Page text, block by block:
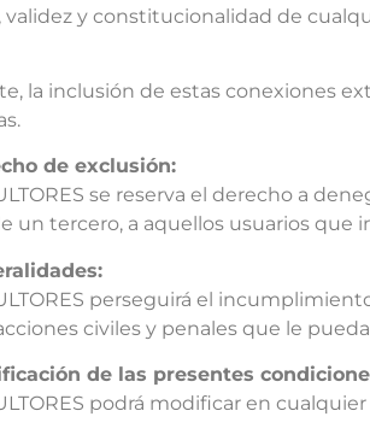
validez y constitucionalidad de
la inclusión de estas conexiones
de exclusión:
se reserva el derecho a
un tercero, a aquellos usuarios que
perseguirá el
civiles y penales que le
de las presentes
podrá modificar en